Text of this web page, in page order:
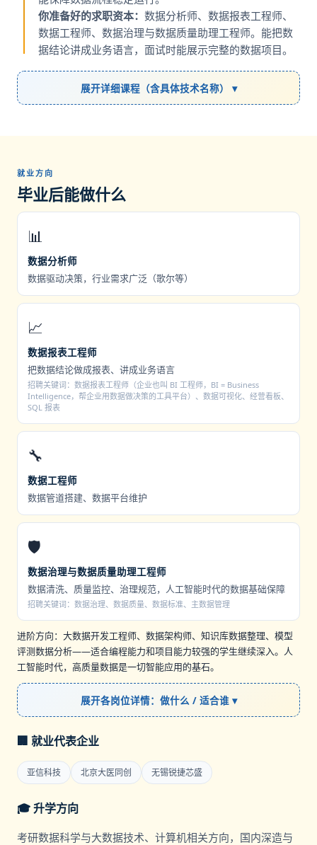
你准备好的求职资本： 数据分析师、数据报表工程师、
数据工程师、数据治理与数据质量助理工程师。能把数
据结论讲成业务语言，面试时能展示完整的数据项目。
展开详细课程（含具体技术名称） ▾
就业方向
毕业后能做什么
📊
数据分析师
数据驱动决策，行业需求广泛（歌尔等）
📈
数据报表工程师
把数据结论做成报表、讲成业务语言
招聘关键词：数据报表工程师（企业也叫 BI 工程师，BI = Business
Intelligence，帮企业用数据做决策的工具平台）、数据可视化、经营看板、
SQL 报表
🔧
数据工程师
数据管道搭建、数据平台维护
🛡️
数据治理与数据质量助理工程师
数据清洗、质量监控、治理规范，人工智能时代的数据基础保障
招聘关键词：数据治理、数据质量、数据标准、主数据管理
进阶方向：大数据开发工程师、数据架构师、知识库数据整理、模型
评测数据分析——适合编程能力和项目能力较强的学生继续深入。人
工智能时代，高质量数据是一切智能应用的基石。
展开各岗位详情：做什么 / 适合谁 ▾
🏢 就业代表企业
亚信科技 北京大医同创 无锡锐捷芯盛
🎓 升学方向
考研数据科学与大数据技术、计算机相关方向，国内深造与